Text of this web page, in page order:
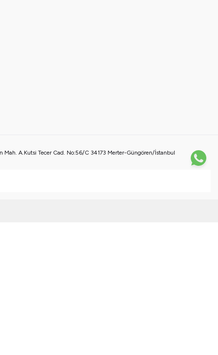
Mah. A.Kutsi Tecer Cad. No:56/C 34173 Merter-Güngören/İstanbul